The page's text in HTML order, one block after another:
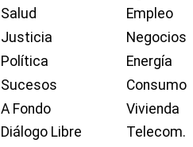
Salud
Justicia
Política
Sucesos
A Fondo
Diálogo Libre
Empleo
Negocios
Energía
Consumo
Vivienda
Telecom.